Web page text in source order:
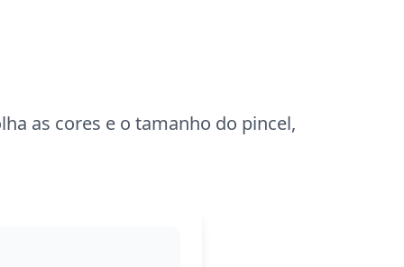
as cores e o tamanho do pincel,